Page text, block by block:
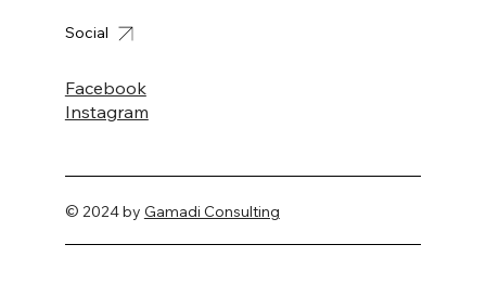
© 2024 by Gamadi Consulting
Facebook
Instagram
Social